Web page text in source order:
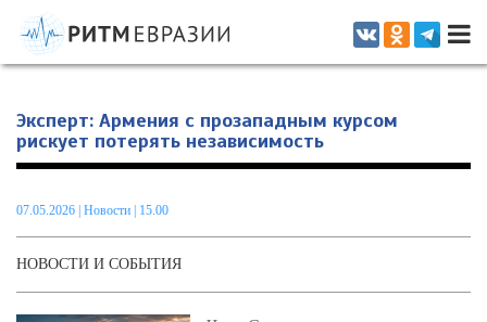
Информационно-аналитическое издание, посвященное актуальным
проблемам интеграции на постсоветском пространстве
Эксперт: Армения с прозападным курсом
рискует потерять независимость
07.05.2026 Новости | 15.00
НОВОСТИ И СОБЫТИЯ